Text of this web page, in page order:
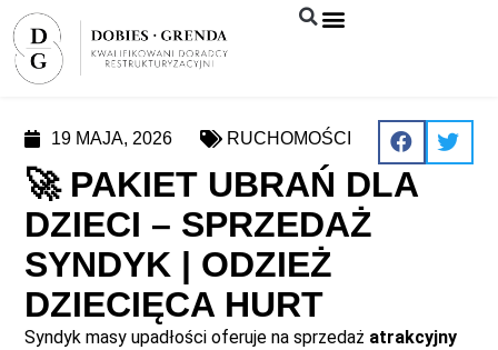
19 MAJA, 2026 RUCHOMOŚCI
🚀 PAKIET UBRAŃ DLA
DZIECI – SPRZEDAŻ
SYNDYK | ODZIEŻ
DZIECIĘCA HURT
Syndyk masy upadłości oferuje na sprzedaż atrakcyjny